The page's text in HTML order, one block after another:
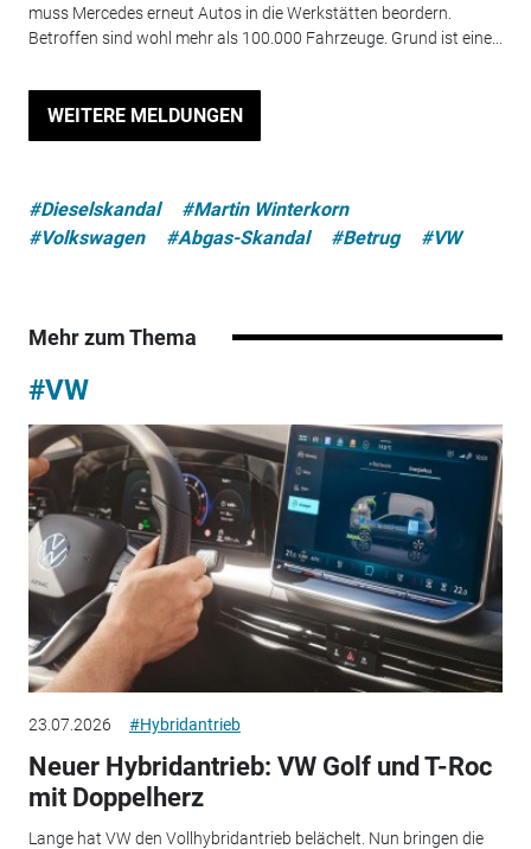
muss Mercedes erneut Autos in die Werkstätten beordern.
Betroffen sind wohl mehr als 100.000 Fahrzeuge. Grund ist eine...
WEITERE MELDUNGEN
#Dieselskandal
#Martin Winterkorn
#Volkswagen
#Abgas-Skandal #Betrug #VW
Mehr zum Thema
#VW
23.07.2026 #Hybridantrieb
Neuer Hybridantrieb: VW Golf und T-Roc
mit Doppelherz
Lange hat VW den Vollhybridantrieb belächelt. Nun bringen die